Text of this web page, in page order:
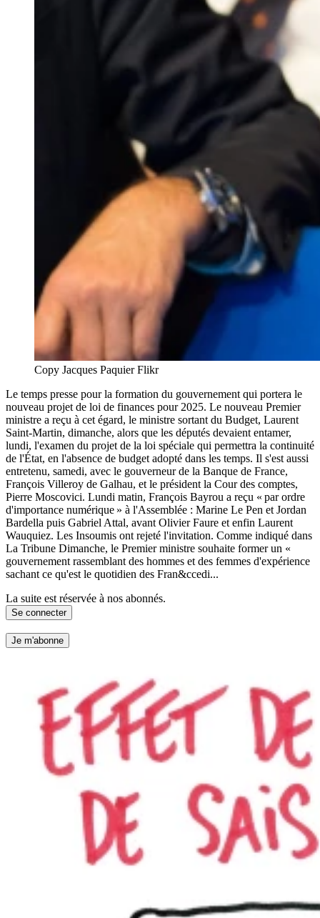
Copy Jacques Paquier Flikr
Le temps presse pour la formation du gouvernement qui portera le
nouveau projet de loi de finances pour 2025. Le nouveau Premier
ministre a reçu à cet égard, le ministre sortant du Budget, Laurent
Saint-Martin, dimanche, alors que les députés devaient entamer,
lundi, l'examen du projet de la loi spéciale qui permettra la continuité
de l'État, en l'absence de budget adopté dans les temps. Il s'est aussi
entretenu, samedi, avec le gouverneur de la Banque de France,
François Villeroy de Galhau, et le président la Cour des comptes,
Pierre Moscovici. Lundi matin, François Bayrou a reçu « par ordre
d'importance numérique » à l'Assemblée : Marine Le Pen et Jordan
Bardella puis Gabriel Attal, avant Olivier Faure et enfin Laurent
Wauquiez. Les Insoumis ont rejeté l'invitation. Comme indiqué dans
La Tribune Dimanche, le Premier ministre souhaite former un «
gouvernement rassemblant des hommes et des femmes d'expérience
sachant ce qu'est le quotidien des Fran&ccedi...
La suite est réservée à nos abonnés.
Se connecter
Je m'abonne